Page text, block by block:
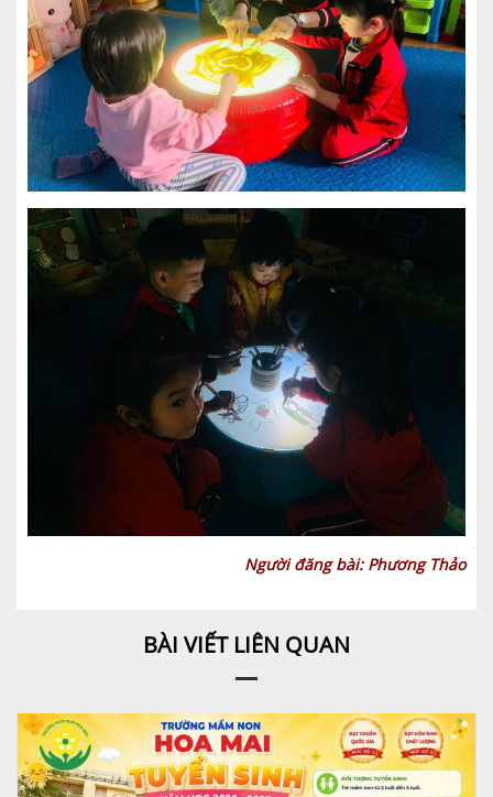
Người đăng bài: Phương Thảo
BÀI VIẾT LIÊN QUAN